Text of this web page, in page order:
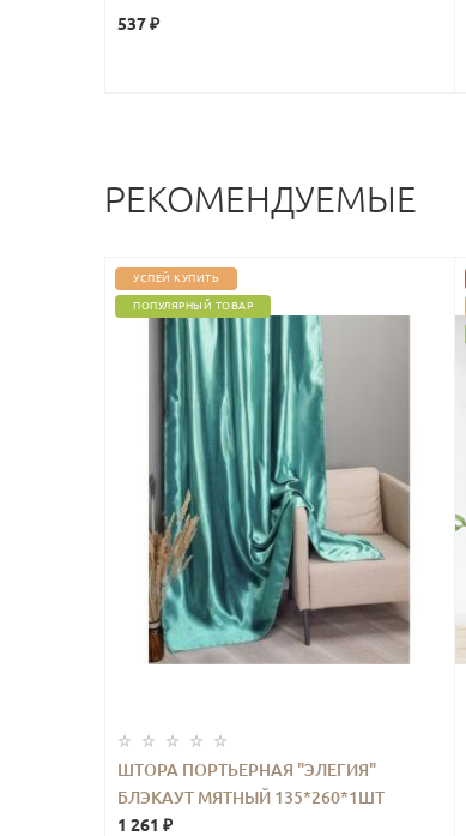
537 ₽
РЕКОМЕНДУЕМЫЕ
УСПЕЙ КУПИТЬ
ПОПУЛЯРНЫЙ ТОВАР
ШТОРА ПОРТЬЕРНАЯ "ЭЛЕГИЯ"
БЛЭКАУТ МЯТНЫЙ 135*260*1ШТ
1 261 ₽